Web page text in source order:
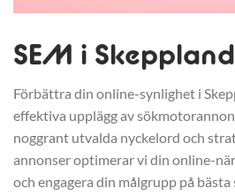
SEM i
Förbättra din online-synlighet i
effektiva upplägg av
noggrant utvalda nyckelord och
annonser optimerar vi din online-
och engagera din målgrupp på bästa